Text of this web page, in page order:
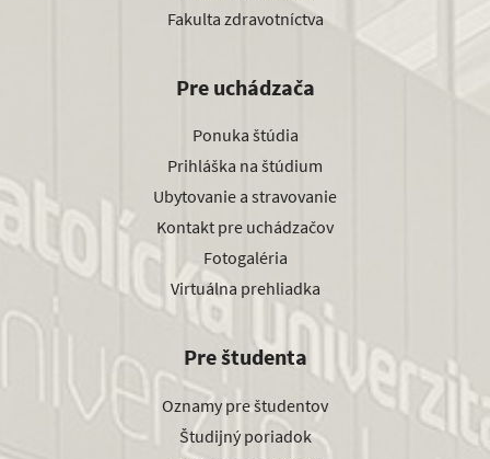
Fakulta zdravotníctva
Pre uchádzača
Ponuka štúdia
Prihláška na štúdium
Ubytovanie a stravovanie
Kontakt pre uchádzačov
Fotogaléria
Virtuálna prehliadka
Pre študenta
Oznamy pre študentov
Študijný poriadok